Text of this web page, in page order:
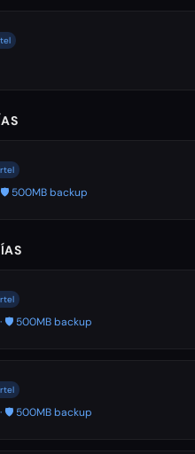
🛡️ 500MB backup
· 🛡️ 500MB backup
· 🛡️ 500MB backup